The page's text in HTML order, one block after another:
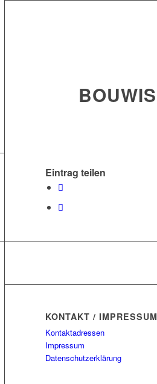
BOUWIS
Eintrag teilen
KONTAKT / IMPRESSUM
Kontaktadressen
Impressum
Datenschutzerklärung